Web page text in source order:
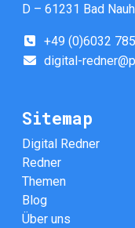
D – 61231 Bad
+49 (0)6032
digital-
Sitemap
Digital Redner
Redner
Themen
Blog
Über uns